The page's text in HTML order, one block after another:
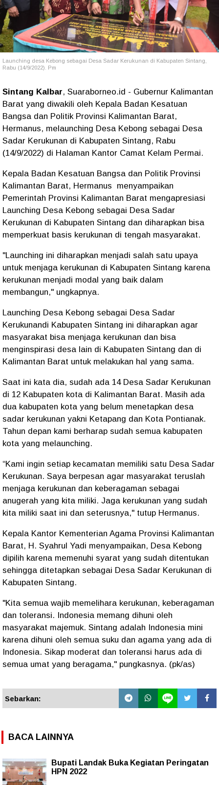
Launching desa Kebong sebagai Desa Sadar Kerukunan di Kabupaten Sintang,
Rabu (14/9/2022). Pm
Sintang Kalbar, Suaraborneo.id - Gubernur Kalimantan
Barat yang diwakili oleh Kepala Badan Kesatuan
Bangsa dan Politik Provinsi Kalimantan Barat,
Hermanus, melaunching Desa Kebong sebagai Desa
Sadar Kerukunan di Kabupaten Sintang, Rabu
(14/9/2022) di Halaman Kantor Camat Kelam Permai.
Kepala Badan Kesatuan Bangsa dan Politik Provinsi
Kalimantan Barat, Hermanus menyampaikan
Pemerintah Provinsi Kalimantan Barat mengapresiasi
Launching Desa Kebong sebagai Desa Sadar
Kerukunan di Kabupaten Sintang dan diharapkan bisa
memperkuat basis kerukunan di tengah masyarakat.
"Launching ini diharapkan menjadi salah satu upaya
untuk menjaga kerukunan di Kabupaten Sintang karena
kerukunan menjadi modal yang baik dalam
membangun," ungkapnya.
Launching Desa Kebong sebagai Desa Sadar
Kerukunandi Kabupaten Sintang ini diharapkan agar
masyarakat bisa menjaga kerukunan dan bisa
menginspirasi desa lain di Kabupaten Sintang dan di
Kalimantan Barat untuk melakukan hal yang sama.
Saat ini kata dia, sudah ada 14 Desa Sadar Kerukunan
di 12 Kabupaten kota di Kalimantan Barat. Masih ada
dua kabupaten kota yang belum menetapkan desa
sadar kerukunan yakni Ketapang dan Kota Pontianak.
Tahun depan kami berharap sudah semua kabupaten
kota yang melaunching.
“Kami ingin setiap kecamatan memiliki satu Desa Sadar
Kerukunan. Saya berpesan agar masyarakat teruslah
menjaga kerukunan dan keberagaman sebagai
anugerah yang kita miliki. Jaga kerukunan yang sudah
kita miliki saat ini dan seterusnya," tutup Hermanus.
Kepala Kantor Kementerian Agama Provinsi Kalimantan
Barat, H. Syahrul Yadi menyampaikan, Desa Kebong
dipilih karena memenuhi syarat yang sudah ditentukan
sehingga ditetapkan sebagai Desa Sadar Kerukunan di
Kabupaten Sintang.
"Kita semua wajib memelihara kerukunan, keberagaman
dan toleransi. Indonesia memang dihuni oleh
masyarakat majemuk. Sintang adalah Indonesia mini
karena dihuni oleh semua suku dan agama yang ada di
Indonesia. Sikap moderat dan toleransi harus ada di
semua umat yang beragama," pungkasnya. (pk/as)
Sebarkan:
BACA LAINNYA
Bupati Landak Buka Kegiatan Peringatan
HPN 2022